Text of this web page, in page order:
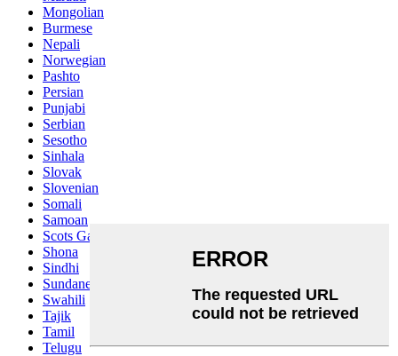
Mongolian
Burmese
Nepali
Norwegian
Pashto
Persian
Punjabi
Serbian
Sesotho
Sinhala
Slovak
Slovenian
Somali
Samoan
Scots Gaelic
Shona
Sindhi
Sundanese
Swahili
Tajik
Tamil
Telugu